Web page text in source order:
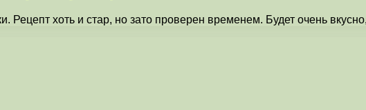
Рецепт хоть и стар, но зато проверен временем. Будет очень